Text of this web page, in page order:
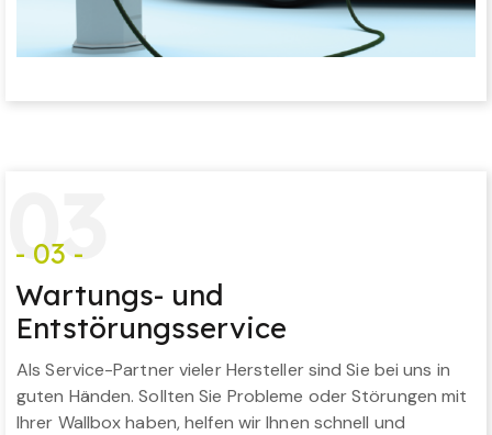
03
- 03 -
Wartungs- und
Entstörungsservice
Als Service-Partner vieler Hersteller sind Sie bei uns in
guten Händen. Sollten Sie Probleme oder Störungen mit
Ihrer Wallbox haben, helfen wir Ihnen schnell und